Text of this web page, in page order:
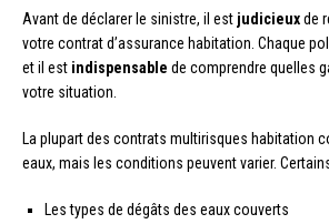
Avant de déclarer le sinistre, il est judicieuxde
votre contrat d’assurance habitation. Chaque
et il est indispensable de comprendre quelles
votre situation.
La plupart des contrats multirisques habitation
eaux, mais les conditions peuvent varier.
Les types de dégâts des eaux couverts